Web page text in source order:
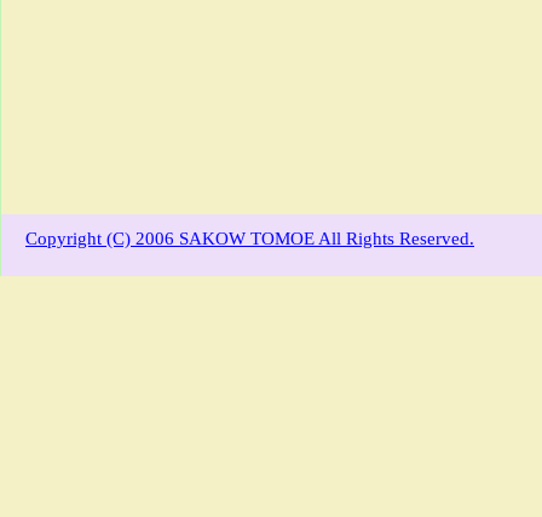
Copyright (C) 2006 SAKOW TOMOE All Rights Reserved.